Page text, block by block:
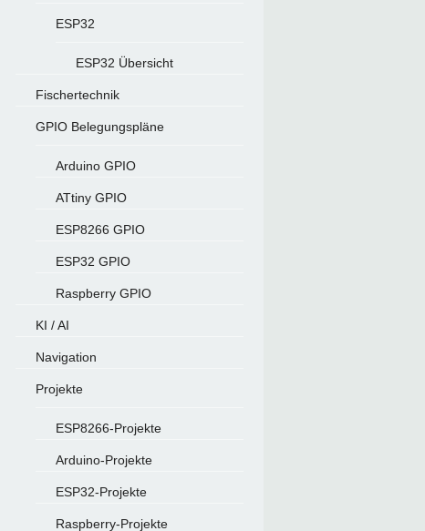
ESP32
ESP32 Übersicht
Fischertechnik
GPIO Belegungspläne
Arduino GPIO
ATtiny GPIO
ESP8266 GPIO
ESP32 GPIO
Raspberry GPIO
KI / AI
Navigation
Projekte
ESP8266-Projekte
Arduino-Projekte
ESP32-Projekte
Raspberry-Projekte